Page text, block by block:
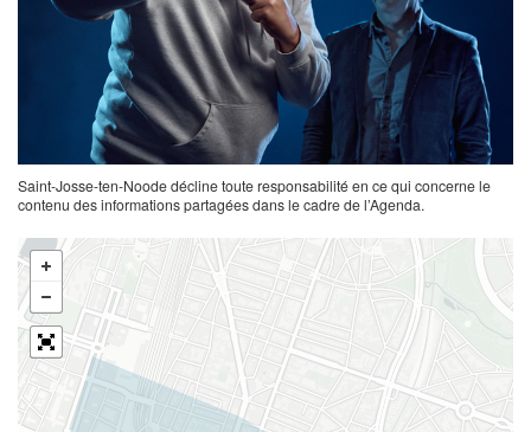
Saint-Josse-ten-Noode décline toute responsabilité en ce qui concerne le
contenu des informations partagées dans le cadre de l’Agenda.